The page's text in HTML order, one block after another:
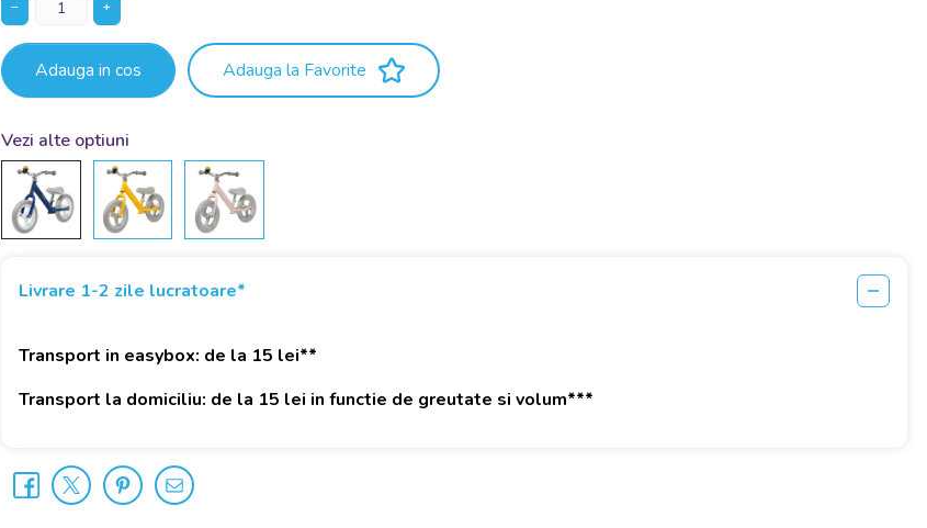
− +
Adauga in cos Adauga la Favorite
Vezi alte optiuni
Livrare 1-2 zile lucratoare*
Transport in easybox: de la 15 lei**
Transport la domiciliu: de la 15 lei in functie de greutate si volum***